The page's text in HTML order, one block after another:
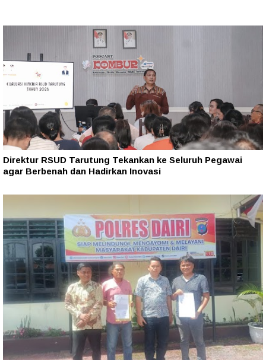
Direktur RSUD Tarutung Tekankan ke Seluruh Pegawai
agar Berbenah dan Hadirkan Inovasi